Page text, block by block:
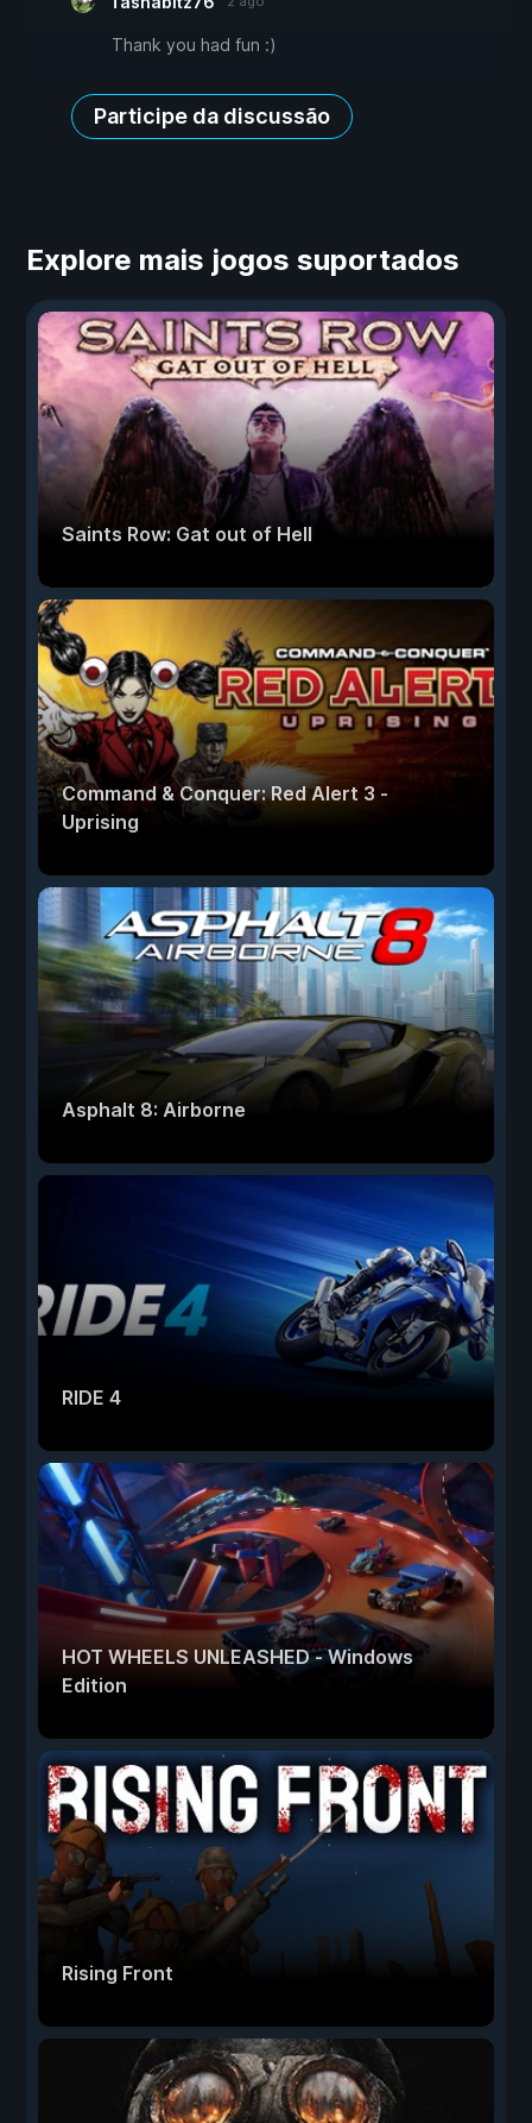
Thank you had fun :)
Participe da discussão
Explore mais jogos suportados
Saints Row: Gat out of Hell
Command & Conquer: Red Alert 3 -
Uprising
Asphalt 8: Airborne
RIDE 4
HOT WHEELS UNLEASHED - Windows
Edition
Rising Front